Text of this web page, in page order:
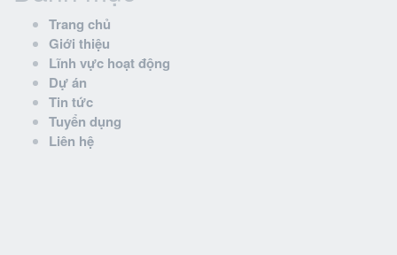
Trang chủ
Giới thiệu
Lĩnh vực hoạt động
Dự án
Tin tức
Tuyển dụng
Liên hệ